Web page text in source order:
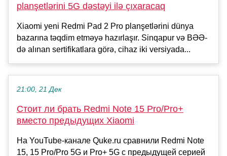
planşetlərini 5G dəstəyi ilə çıxaracaq
Xiaomi yeni Redmi Pad 2 Pro planşetlərini dünya
bazarına təqdim etməyə hazırlaşır. Sinqapur və BƏƏ-
də alınan sertifikatlara görə, cihaz iki versiyada...
21:00, 21 Дек
Стоит ли брать Redmi Note 15 Pro/Pro+
вместо предыдущих Xiaomi
На YouTube-канале Quke.ru сравнили Redmi Note
15, 15 Pro/Pro 5G и Pro+ 5G с предыдущей серией